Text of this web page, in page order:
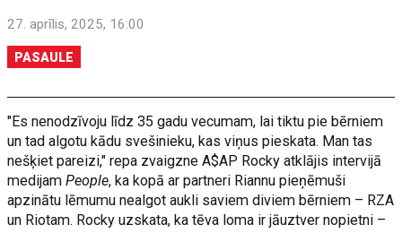
27. aprīlis, 2025, 16:00
PASAULE
"Es nenodzīvoju līdz 35 gadu vecumam, lai tiktu pie bērniem
un tad algotu kādu svešinieku, kas viņus pieskata. Man tas
nešķiet pareizi," repa zvaigzne A$AP Rocky atklājis intervijā
medijamPeople, ka kopā ar partneri Riannu pieņēmuši
apzinātu lēmumu nealgot aukli saviem diviem bērniem – RZA
un Riotam. Rocky uzskata, ka tēva loma ir jāuztver nopietni –